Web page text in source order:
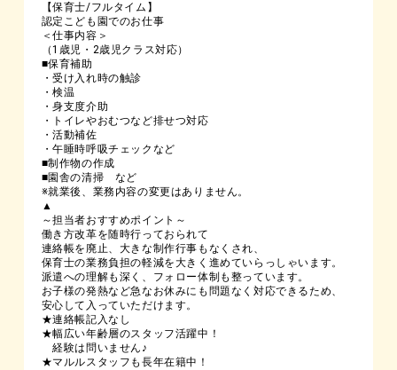
【保育士/フルタイム】
認定こども園でのお仕事
＜仕事内容＞
（1歳児・2歳児クラス対応）
■保育補助
・受け入れ時の触診
・検温
・身支度介助
・トイレやおむつなど排せつ対応
・活動補佐
・午睡時呼吸チェックなど
■制作物の作成
■園舎の清掃 など
※就業後、業務内容の変更はありません。
▲
～担当者おすすめポイント～
働き方改革を随時行っておられて
連絡帳を廃止、大きな制作行事もなくされ、
保育士の業務負担の軽減を大きく進めていらっしゃいます。
派遣への理解も深く、フォロー体制も整っています。
お子様の発熱など急なお休みにも問題なく対応できるため、
安心して入っていただけます。
★連絡帳記入なし
★幅広い年齢層のスタッフ活躍中！
経験は問いません♪
★マルルスタッフも長年在籍中！